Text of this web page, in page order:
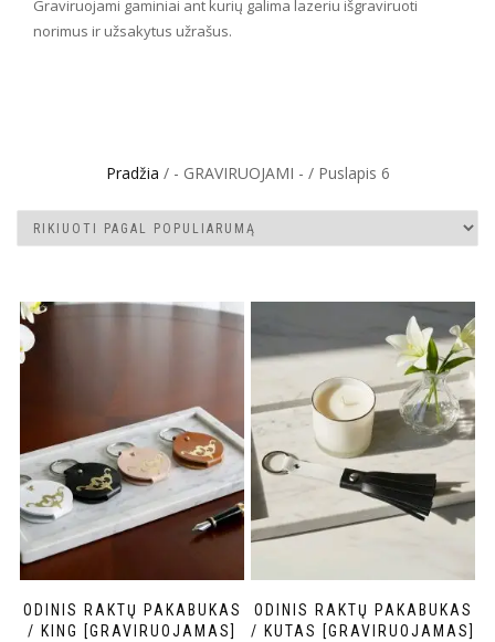
Graviruojami gaminiai ant kurių galima lazeriu išgraviruoti
norimus ir užsakytus užrašus.
Pradžia / - GRAVIRUOJAMI - / Puslapis 6
ODINIS RAKTŲ PAKABUKAS
/ KING [GRAVIRUOJAMAS]
ODINIS RAKTŲ PAKABUKAS
/ KUTAS [GRAVIRUOJAMAS]